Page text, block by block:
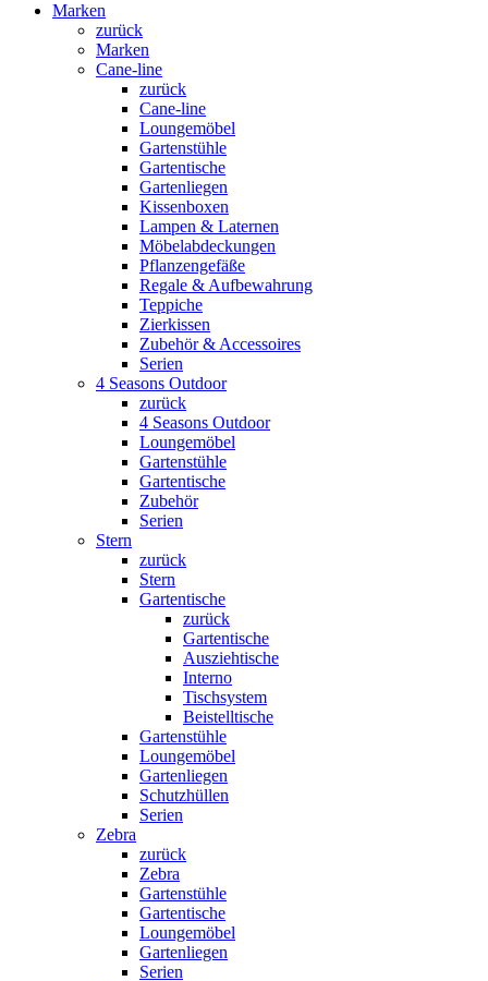
Marken
zurück
Marken
Cane-line
zurück
Cane-line
Loungemöbel
Gartenstühle
Gartentische
Gartenliegen
Kissenboxen
Lampen & Laternen
Möbelabdeckungen
Pflanzengefäße
Regale & Aufbewahrung
Teppiche
Zierkissen
Zubehör & Accessoires
Serien
4 Seasons Outdoor
zurück
4 Seasons Outdoor
Loungemöbel
Gartenstühle
Gartentische
Zubehör
Serien
Stern
zurück
Stern
Gartentische
zurück
Gartentische
Ausziehtische
Interno
Tischsystem
Beistelltische
Gartenstühle
Loungemöbel
Gartenliegen
Schutzhüllen
Serien
Zebra
zurück
Zebra
Gartenstühle
Gartentische
Loungemöbel
Gartenliegen
Serien